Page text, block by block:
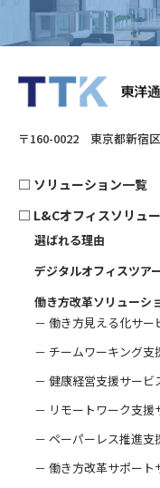
〒160-0022 東京都新宿
□ ソリューション一覧
□ L&Cオフィスソリュ
選ばれる理由
デジタルオフィスツア
働き方改革ソリューシ
－ 働き方見える化サー
－ チームワーキング支
－ 健康経営支援サービ
－ リモートワーク支援
－ ペーパーレス推進支
－ 働き方改革サポート